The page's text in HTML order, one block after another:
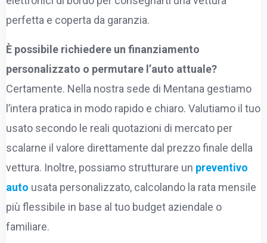
perfetta e coperta da garanzia.
È possibile richiedere un finanziamento
personalizzato o permutare l’auto attuale?
Certamente. Nella nostra sede di Mentana gestiamo
l’intera pratica in modo rapido e chiaro. Valutiamo il tuo
usato secondo le reali quotazioni di mercato per
scalarne il valore direttamente dal prezzo finale della
vettura. Inoltre, possiamo strutturare un preventivo
auto usata personalizzato, calcolando la rata mensile
più flessibile in base al tuo budget aziendale o
familiare.